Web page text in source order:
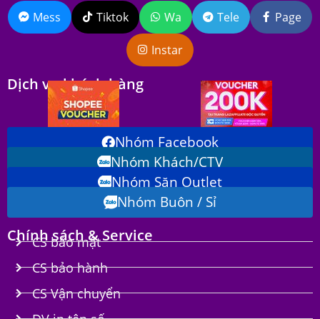
Mess Tiktok Wa Tele Page
Instar
Dịch vụ khách hàng
Nhóm Facebook
Nhóm Khách/CTV
Nhóm Săn Outlet
Nhóm Buôn / Sỉ
Chính sách & Service
CS bảo mật
CS bảo hành
CS Vận chuyển